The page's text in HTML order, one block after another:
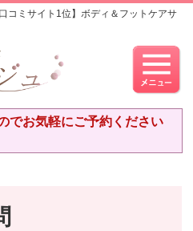
ミサイト1位】ボディ＆フットケアサ
でお気軽にご予約ください